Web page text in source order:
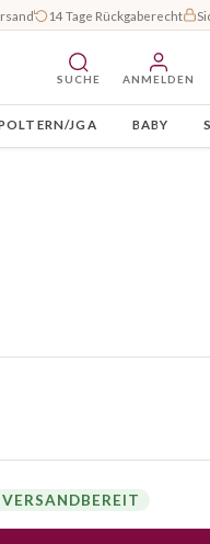
14 Tage Rückgaberecht
SUCHE ANMELDEN
JGA BABY